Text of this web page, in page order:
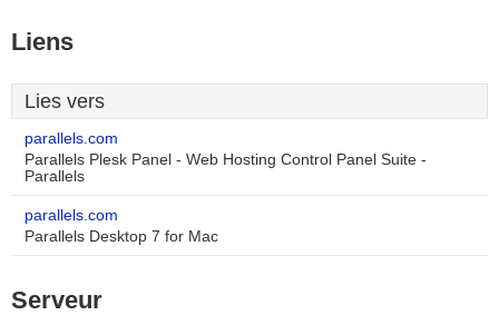
Liens
Lies vers
parallels.com
Parallels Plesk Panel - Web Hosting Control Panel Suite -
Parallels
parallels.com
Parallels Desktop 7 for Mac
Serveur